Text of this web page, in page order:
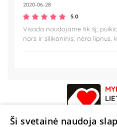
2020-06-28
5.0
Visada naudojame tik šį,
nors ir silikoninis, nėra lipnus,
Ši svetainė naudoja